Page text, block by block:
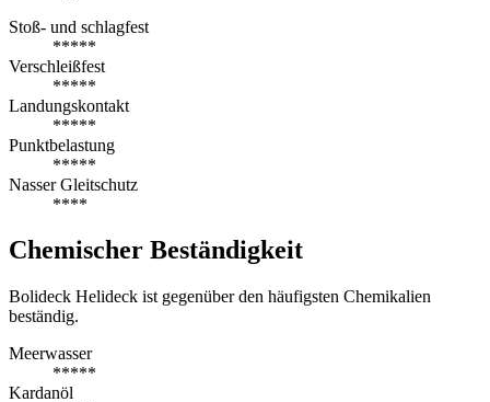
Stoß- und schlagfest
*****
Verschleißfest
*****
Landungskontakt
*****
Punktbelastung
*****
Nasser Gleitschutz
****
Chemischer Beständigkeit
Bolideck Helideck ist gegenüber den häufigsten Chemikalien
beständig.
Meerwasser
*****
Kardanöl